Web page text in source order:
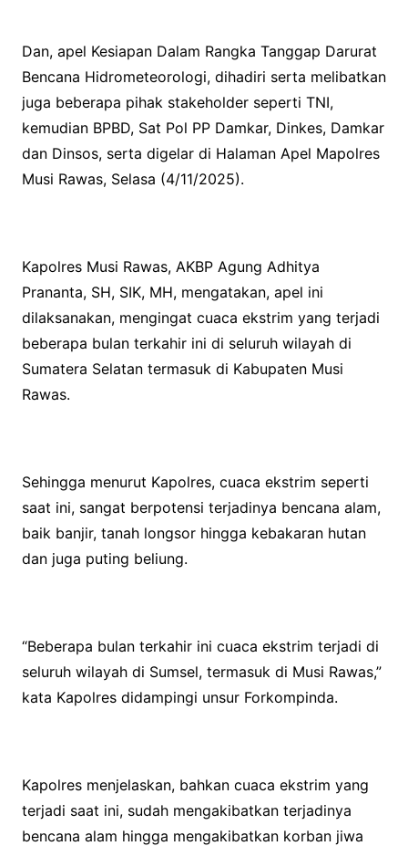
Dan, apel Kesiapan Dalam Rangka Tanggap Darurat
Bencana Hidrometeorologi, dihadiri serta melibatkan
juga beberapa pihak stakeholder seperti TNI,
kemudian BPBD, Sat Pol PP Damkar, Dinkes, Damkar
dan Dinsos, serta digelar di Halaman Apel Mapolres
Musi Rawas, Selasa (4/11/2025).
Kapolres Musi Rawas, AKBP Agung Adhitya
Prananta, SH, SIK, MH, mengatakan, apel ini
dilaksanakan, mengingat cuaca ekstrim yang terjadi
beberapa bulan terkahir ini di seluruh wilayah di
Sumatera Selatan termasuk di Kabupaten Musi
Rawas.
Sehingga menurut Kapolres, cuaca ekstrim seperti
saat ini, sangat berpotensi terjadinya bencana alam,
baik banjir, tanah longsor hingga kebakaran hutan
dan juga puting beliung.
“Beberapa bulan terkahir ini cuaca ekstrim terjadi di
seluruh wilayah di Sumsel, termasuk di Musi Rawas,”
kata Kapolres didampingi unsur Forkompinda.
Kapolres menjelaskan, bahkan cuaca ekstrim yang
terjadi saat ini, sudah mengakibatkan terjadinya
bencana alam hingga mengakibatkan korban jiwa